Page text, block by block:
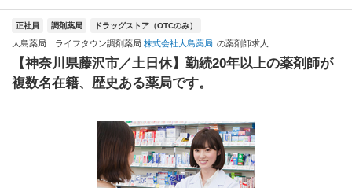
正社員 調剤薬局 ドラッグストア（OTCのみ）
大島薬局 ライフタウン調剤薬局 株式会社大島薬局 の薬剤師求人
【神奈川県藤沢市／土日休】勤続20年以上の薬剤師が
複数名在籍、歴史ある薬局です。